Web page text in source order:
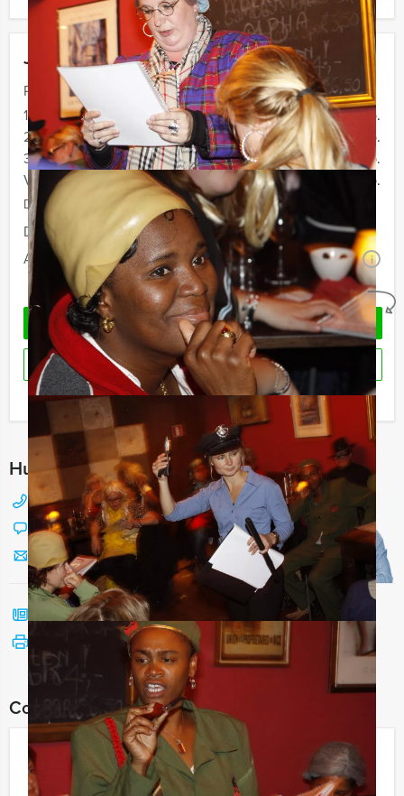
Jouw uitje
Prijs :
10 - 19 personen
€ 64,50 p.p.
20 - 29 personen
€ 62,50 p.p.
30 - 39 pesonen
€ 59,50 p.p.
Vanaf 40 personen
€ 56,50 p.p.
De prijzen zijn exclusief BTW
Duur:
4 uur
Aantal:
Minimaal 10 personen i
Geheel vrijblijvend
OFFERTE AANVRAGEN
RESERVEREN
Ik heb een vraag over dit uitje
Hulp nodig bij het kiezen?
088 428 81 17
Chat met Jeroen
Stuur ons een mailtje
Bel mij terug
Bekijk printbare versie
Combineer dit uitje met:
Crazy Dinner Volendam